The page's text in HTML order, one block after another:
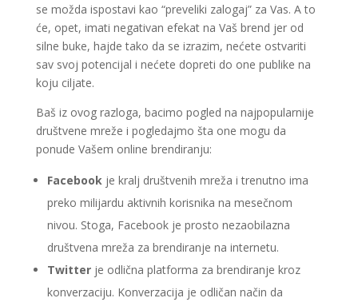
se možda ispostavi kao “preveliki zalogaj” za Vas. A to
će, opet, imati negativan efekat na Vaš brend jer od
silne buke, hajde tako da se izrazim, nećete ostvariti
sav svoj potencijal i nećete dopreti do one publike na
koju ciljate.
Baš iz ovog razloga, bacimo pogled na najpopularnije
društvene mreže i pogledajmo šta one mogu da
ponude Vašem online brendiranju:
Facebook je kralj društvenih mreža i trenutno ima
preko milijardu aktivnih korisnika na mesečnom
nivou. Stoga, Facebook je prosto nezaobilazna
društvena mreža za brendiranje na internetu.
Twitterje odlična platforma za brendiranje kroz
konverzaciju. Konverzacija je odličan način da